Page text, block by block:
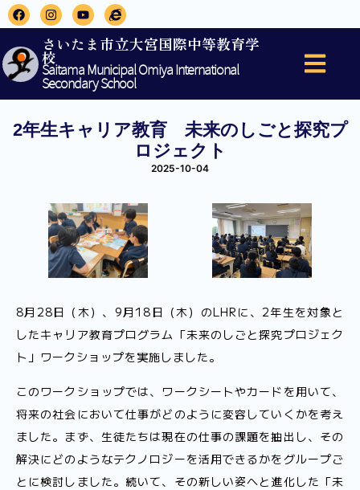
さいたま市立大宮国際中等教育学
校
Saitama Municipal Omiya International
Secondary School
2年生キャリア教育 未来のしごと探究プ
ロジェクト
2025-10-04
8月28日（木）、9月18日（木）のLHRに、2年生を対象と
したキャリア教育プログラム「未来のしごと探究プロジェク
ト」ワークショップを実施しました。
このワークショップでは、ワークシートやカードを用いて、
将来の社会において仕事がどのように変容していくかを考え
ました。まず、生徒たちは現在の仕事の課題を抽出し、その
解決にどのようなテクノロジーを活用できるかをグループご
とに検討しました。続いて、その新しい姿へと進化した「未